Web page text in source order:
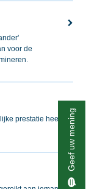
voor de
prestatie heeft
Geef uw mening